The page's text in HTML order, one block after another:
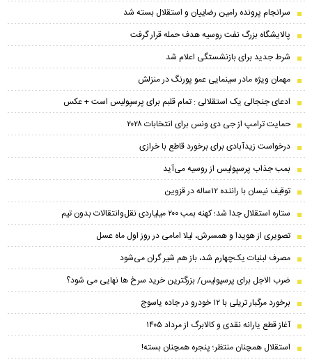
سرانجام پرونده رامین رضاییان و استقلال بسته شد
پالایشگاه بزرگ نفت روسیه هدف حمله قرار گرفت
شرط جدید برای بازنشستگی اعلام شد
مهمان ویژه مادر سینمایی عمو پورنگ در منزلش
ادعای جنجالی یک استقلالی : تمام قلبم برای پرسپولیس است + عکس
حمایت ترامپ از جی دی ونس برای انتخابات ۲۰۲۸
درخواست زیدآبادی برای برخورد قاطع با خرازی
بمب جذاب پرسپولیس از روسیه می‌آید
توقیف نیسان با راننده ۱۲ساله در قزوین
ستاره استقلال جدا شد؛ کهنه بمب ۲۰۰ میلیاردی نقل‌وانتقالات بدون تیم
تصویری از هویدا و همسرش، لیلا امامی در روز اول ماه عسل
مصرف لبنیات یک‌چهارم شد، باز هم شیر گران می‌شود
ضرب الاجل برای پرسپولیس/ بزرگترین خرید سرخ ها نهایی می شود؟
برخورد مرگبار تریلی با ۱۲ خودرو در جاده یاسوج
آغاز قطع یارانه نقدی و کالابرگ از مرداد ۱۴۰۵
استقلال همچنان منتظر؛ پنجره همچنان بسته!